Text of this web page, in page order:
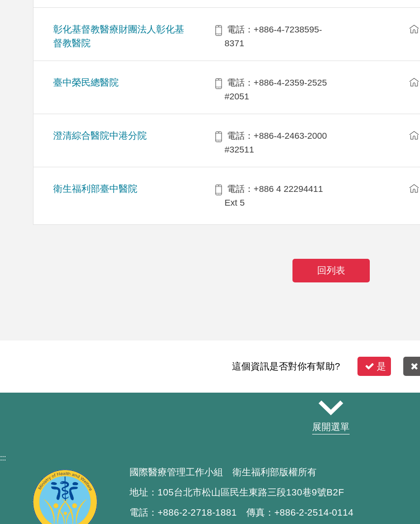
彰化基督教醫療財團法人彰化基
督教醫院
電話：+886-4-7238595-
8371
臺中榮民總醫院
電話：+886-4-2359-2525
#2051
澄清綜合醫院中港分院
電話：+886-4-2463-2000
#32511
衛生福利部臺中醫院
電話：+886 4 22294411
Ext 5
回列表
這個資訊是否對你有幫助? 是
展開選單
:::
國際醫療管理工作小組 衛生福利部版權所有
地址：105台北市松山區民生東路三段130巷9號B2F
電話：+886-2-2718-1881 傳真：+886-2-2514-0114